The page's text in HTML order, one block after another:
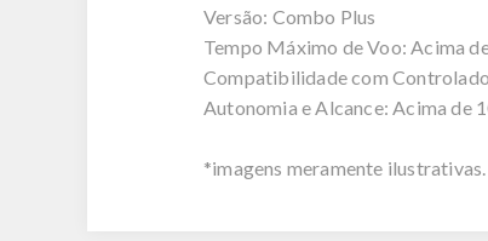
Versão: Combo Plus
Tempo Máximo de Voo: Acima
Compatibilidade com
Autonomia e Alcance: Acima de
*imagens meramente ilustrativas.